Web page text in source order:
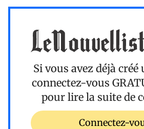
Si vous avez déjà créé
connectez-vous
pour lire la suite de
Connectez-